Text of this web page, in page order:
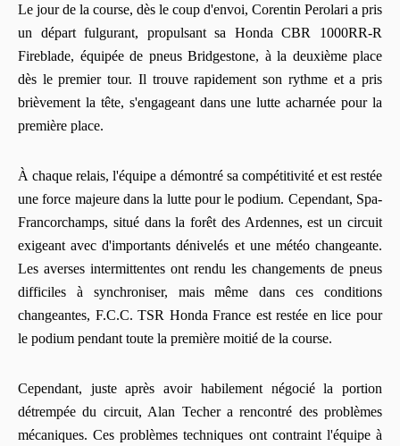
Le jour de la course, dès le coup d'envoi, Corentin Perolari a pris
un départ fulgurant, propulsant sa Honda CBR 1000RR-R
Fireblade, équipée de pneus Bridgestone, à la deuxième place
dès le premier tour. Il trouve rapidement son rythme et a pris
brièvement la tête, s'engageant dans une lutte acharnée pour la
première place.
À chaque relais, l'équipe a démontré sa compétitivité et est restée
une force majeure dans la lutte pour le podium. Cependant, Spa-
Francorchamps, situé dans la forêt des Ardennes, est un circuit
exigeant avec d'importants dénivelés et une météo changeante.
Les averses intermittentes ont rendu les changements de pneus
difficiles à synchroniser, mais même dans ces conditions
changeantes, F.C.C. TSR Honda France est restée en lice pour
le podium pendant toute la première moitié de la course.
Cependant, juste après avoir habilement négocié la portion
détrempée du circuit, Alan Techer a rencontré des problèmes
mécaniques. Ces problèmes techniques ont contraint l'équipe à